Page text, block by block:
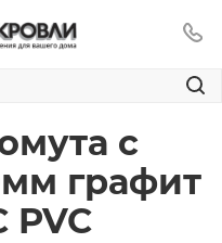
с
графит
PVC